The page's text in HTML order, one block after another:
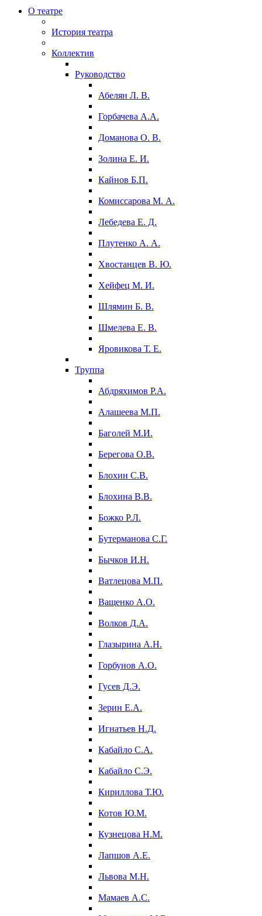
О театре
История театра
Коллектив
Руководство
Абелян Л. В.
Горбачева А.А.
Доманова О. В.
Золина Е. И.
Кайнов Б.П.
Комиссарова М. А.
Лебедева Е. Д.
Плутенко А. А.
Хвостанцев В. Ю.
Хейфец М. И.
Шлямин Б. В.
Шмелева Е. В.
Яровикова Т. Е.
Труппа
Абдряхимов Р.А.
Алашеева М.П.
Баголей М.И.
Берегова О.В.
Блохин С.В.
Блохина В.В.
Божко Р.Л.
Бутерманова С.Г.
Бычков И.Н.
Ватлецова М.П.
Ващенко А.О.
Волков Д.А.
Глазырина А.Н.
Горбунов А.О.
Гусев Д.Э.
Зерин Е.А.
Игнатьев Н.Д.
Кабайло С.А.
Кабайло С.Э.
Кириллова Т.Ю.
Котов Ю.М.
Кузнецова Н.М.
Лапшов А.Е.
Львова М.Н.
Мамаев А.С.